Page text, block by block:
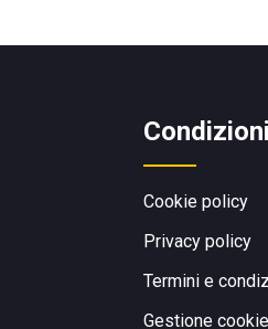
Condizioni
Cookie policy
Privacy policy
Termini e
Gestione cookie